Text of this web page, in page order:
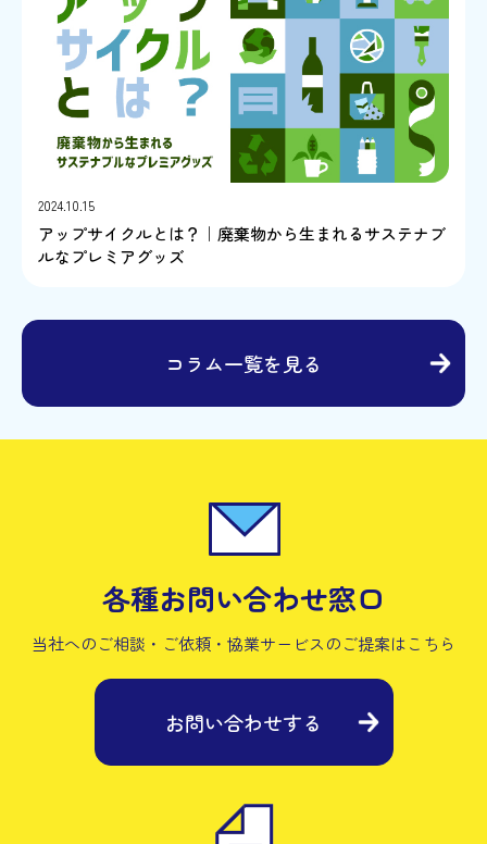
2024.10.15
アップサイクルとは？｜廃棄物から生まれるサステナブ
ルなプレミアグッズ
コラム一覧を見る
各種お問い合わせ窓口
当社へのご相談・ご依頼・協業サービスのご提案はこちら
お問い合わせする